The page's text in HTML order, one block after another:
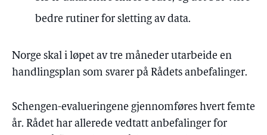
bedre rutiner for sletting av data.
Norge skal i løpet av tre måneder utarbeide en
handlingsplan som svarer på Rådets anbefalinger.
Schengen-evalueringene gjennomføres hvert femte
år. Rådet har allerede vedtatt anbefalinger for